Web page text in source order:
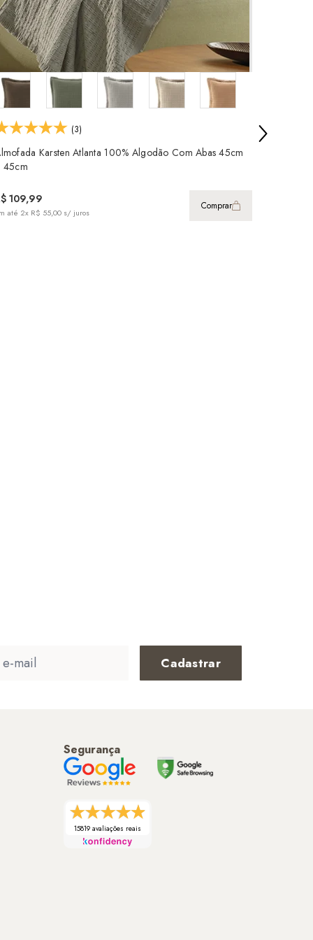
(3)
Karsten Atlanta 100% Algodão Com Abas 45cm
45cm
109,99
até 2x R$ 55,00 s/ juros
Comprar
Cadastrar
Segurança
15819 avaliações reais